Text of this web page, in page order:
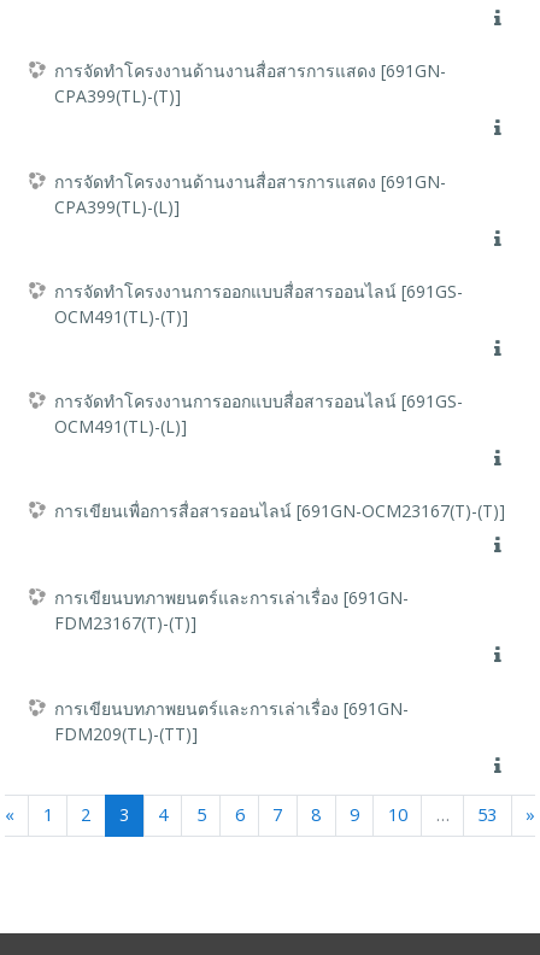
การจัดทำโครงงานด้านงานสื่อสารการแสดง [691GN-
CPA399(TL)-(T)]
การจัดทำโครงงานด้านงานสื่อสารการแสดง [691GN-
CPA399(TL)-(L)]
การจัดทำโครงงานการออกแบบสื่อสารออนไลน์ [691GS-
OCM491(TL)-(T)]
การจัดทำโครงงานการออกแบบสื่อสารออนไลน์ [691GS-
OCM491(TL)-(L)]
การเขียนเพื่อการสื่อสารออนไลน์ [691GN-OCM23167(T)-(T)]
การเขียนบทภาพยนตร์และการเล่าเรื่อง [691GN-
FDM23167(T)-(T)]
การเขียนบทภาพยนตร์และการเล่าเรื่อง [691GN-
FDM209(TL)-(TT)]
«Previous
1 2 3 (current)
4 5 6 7 8 9 10 … 53 »